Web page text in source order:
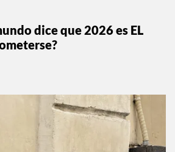
dice que 2026 es EL